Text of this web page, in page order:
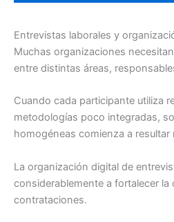
Entrevistas laborales y
Muchas organizaciones
entre distintas áreas,
Cuando cada participante utiliza
metodologías poco integradas,
homogéneas comienza a resultar
La organización digital de
considerablemente a fortalecer la
contrataciones.